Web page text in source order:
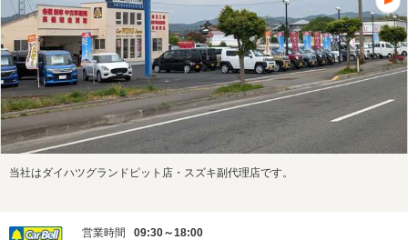
当社はダイハツグランドピット店・スズキ副代理店です。
営業時間
09:30～18:00